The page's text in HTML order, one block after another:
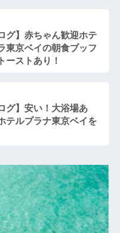
グ】赤ちゃん歓迎ホテ
東京ベイの朝食ブッフ
ーストあり！
グ】安い！大浴場あ
テルプラナ東京ベイを